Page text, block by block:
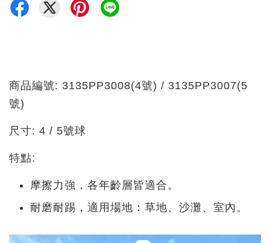
商品編號: 3135PP3008(4號) / 3135PP3007(5
號)
尺寸: 4 / 5號球
特點:
摩擦力強，各年齡層皆適合。
耐磨耐踢，適用場地：草地、沙灘、室內。